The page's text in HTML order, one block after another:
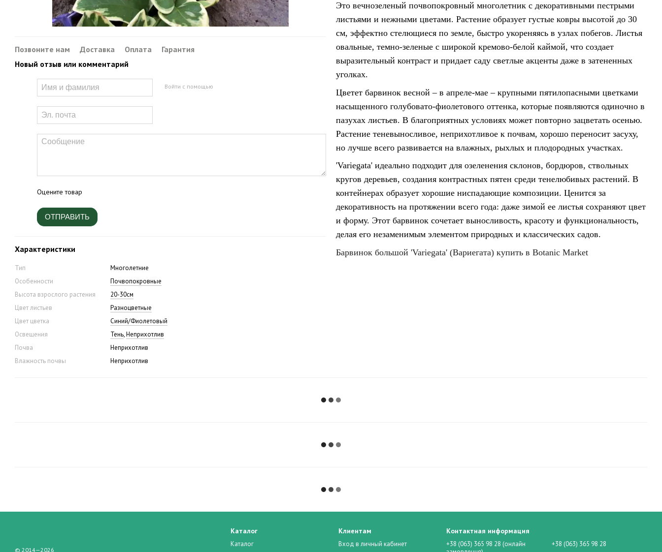
Позвоните нам Доставка Оплата
Гарантия
Новый отзыв или комментарий
Войти с помощью
Оцените товар
ОТПРАВИТЬ
Характеристики
Тип
Многолетние
Особенности
Почвопокровные
Высота взрослого растения
20-30см
Цвет листьев
Разноцветные
Цвет цветка
Синий/Фиолетовый
Освещения
Тень,Неприхотлив
Почва
Неприхотлив
Влажность почвы
Неприхотлив
Это вечнозеленый почвопокровный многолетник с декоративными пестрыми
листьями и нежными цветами. Растение образует густые ковры высотой до 30
см, эффектно стелющиеся по земле, быстро укореняясь в узлах побегов. Листья
овальные, темно-зеленые с широкой кремово-белой каймой, что создает
выразительный контраст и придает саду светлые акценты даже в затененных
уголках.
Цветет барвинок весной – в апреле-мае – крупными пятилопасными цветками
насыщенного голубовато-фиолетового оттенка, которые появляются одиночно в
пазухах листьев. В благоприятных условиях может повторно зацветать осенью.
Растение теневыносливое, неприхотливое к почвам, хорошо переносит засуху,
но лучше всего развивается на влажных, рыхлых и плодородных участках.
'Variegata' идеально подходит для озеленения склонов, бордюров, ствольных
кругов деревьев, создания контрастных пятен среди тенелюбивых растений. В
контейнерах образует хорошие ниспадающие композиции. Ценится за
декоративность на протяжении всего года: даже зимой ее листья сохраняют цвет
и форму. Этот барвинок сочетает выносливость, красоту и функциональность,
делая его незаменимым элементом природных и классических садов.
Барвинок большой 'Variegata' (Вариегата) купить в Botanic Market
© 2014—2026
Каталог
Каталог
Клиентам
Вход в личный кабинет
Контактная информация
+38 (063) 365 98 28 (онлайн
+38 (063) 365 98 28